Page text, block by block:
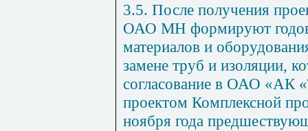
3.5. После получения
ОАО МН формируют
материалов и
замене труб и изоляции,
согласование в ОАО «АК
проектом Комплексной
ноября года